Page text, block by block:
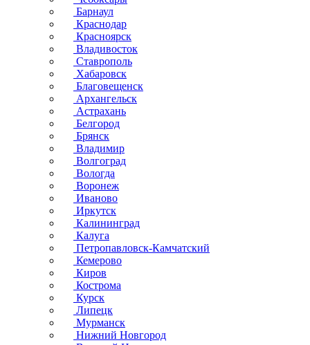
Барнаул
Краснодар
Красноярск
Владивосток
Ставрополь
Хабаровск
Благовещенск
Архангельск
Астрахань
Белгород
Брянск
Владимир
Волгоград
Вологда
Воронеж
Иваново
Иркутск
Калининград
Калуга
Петропавловск-Камчатский
Кемерово
Киров
Кострома
Курск
Липецк
Мурманск
Нижний Новгород